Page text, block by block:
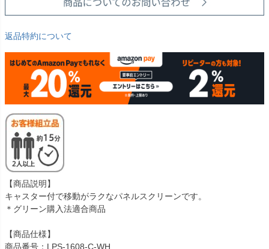
返品特約について
【商品説明】
キャスター付で移動がラクなパネルスクリーンです。
＊グリーン購入法適合商品
【商品仕様】
商品番号：LPS-1608-C-WH